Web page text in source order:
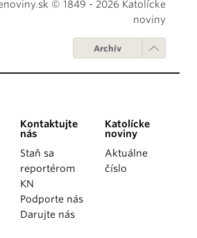
© 1849 - 2026 Katolícke
noviny
Archív
Kontaktujte
nás
Staň sa
reportérom
KN
Podporte nás
Darujte nás
Katolícke
noviny
Aktuálne
číslo